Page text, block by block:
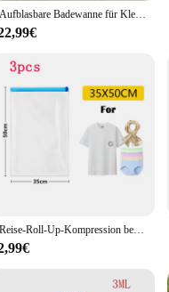
environment, while the
a wholesale vendor looking
Aufblasbare Badewanne für Kleinkinder. Hochwertige Baby-PVC-Badewanne. Faltbare Badewanne, Spielbecken
Reise-Roll-Up-Kompression beutel, wieder verwendbarer Vakuum-Aufbewahrung beutel, spart 80% Stauraum, Roll-Up-Kompression, keine Luftpumpe erforderlich